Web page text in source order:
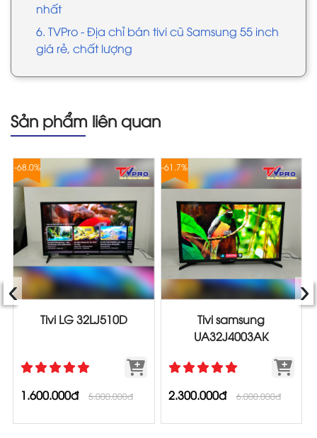
nhất
6. TVPro - Địa chỉ bán tivi cũ Samsung 55 inch
giá rẻ, chất lượng
Sản phẩm liên quan
-68.0%
Tivi LG 32LJ510D
1.600.000đ 5.000.000đ
-61.7%
Tivi samsung
UA32J4003AK
2.300.000đ 6.000.000đ
‹ ›